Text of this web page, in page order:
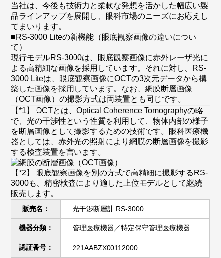
当社は、今後も技術力と柔軟な発想を活かした幅広い製
品ラインアップを展開し、眼科市場のニーズにお応えし
てまいります。
■RS-3000 Liteの新機能（眼底観察画像の違いについ
て）
現行モデルRS-3000は、眼底観察画像に赤外レーザ光に
よる高精細な画像を採用しています。それに対し、RS-
3000 Liteは、眼底観察画像にOCTの3次元データから構
築した画像を採用しています。なお、網膜断層画像
（OCT画像）の撮影方式は両装置とも同じです。
【*1】 OCTとは、Optical Coherence Tomographyの略
で、光の干渉性という性質を利用して、物体内部の様子
を断層画像として撮影するための技術です。眼科医療機
器としては、赤外光の照射により網膜の断層画像を撮影
する検査装置を言います。
【*2】 眼底観察画像を別の方式で高精細に撮影するRS-
3000も、精密検査により適した上位モデルとして継続
販売します。
販売名： 光干渉断層計 RS-3000
機器分類： 管理医療機器／特定保守管理医療機器
認証番号： 221AABZX00112000